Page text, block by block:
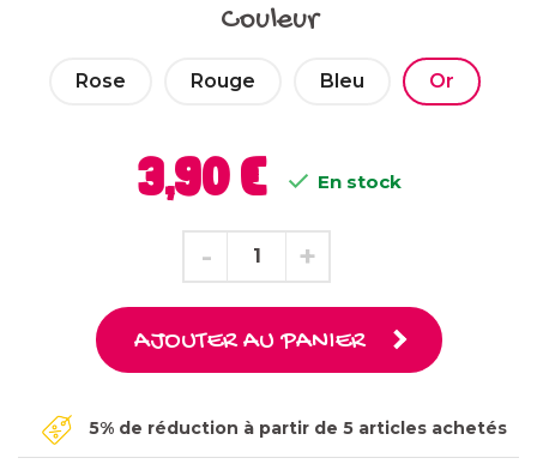
Couleur
Rose Rouge Bleu Or
3,90 €  En stock
AJOUTER AU PANIER
5% de réduction à partir de 5 articles achetés